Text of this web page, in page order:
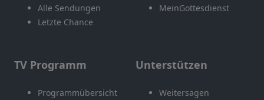
Alle Sendungen
Letzte Chance
MeinGottesdienst
TV Programm
Programmübersicht
Unterstützen
Weitersagen